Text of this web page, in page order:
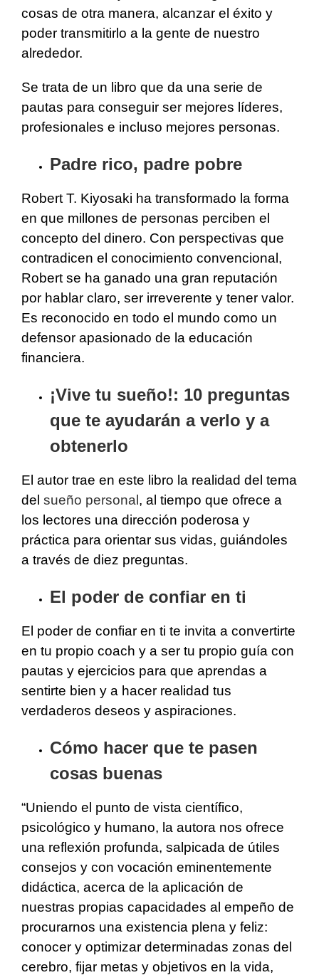
cosas de otra manera, alcanzar el éxito y
poder transmitirlo a la gente de nuestro
alrededor.
Se trata de un libro que da una serie de
pautas para conseguir ser mejores líderes,
profesionales e incluso mejores personas.
Padre rico, padre pobre
Robert T. Kiyosaki ha transformado la forma
en que millones de personas perciben el
concepto del dinero. Con perspectivas que
contradicen el conocimiento convencional,
Robert se ha ganado una gran reputación
por hablar claro, ser irreverente y tener valor.
Es reconocido en todo el mundo como un
defensor apasionado de la educación
financiera.
¡Vive tu sueño!: 10 preguntas
que te ayudarán a verlo y a
obtenerlo
El autor trae en este libro la realidad del tema
del sueño personal, al tiempo que ofrece a
los lectores una dirección poderosa y
práctica para orientar sus vidas, guiándoles
a través de diez preguntas.
El poder de confiar en ti
El poder de confiar en ti te invita a convertirte
en tu propio coach y a ser tu propio guía con
pautas y ejercicios para que aprendas a
sentirte bien y a hacer realidad tus
verdaderos deseos y aspiraciones.
Cómo hacer que te pasen
cosas buenas
“Uniendo el punto de vista científico,
psicológico y humano, la autora nos ofrece
una reflexión profunda, salpicada de útiles
consejos y con vocación eminentemente
didáctica, acerca de la aplicación de
nuestras propias capacidades al empeño de
procurarnos una existencia plena y feliz:
conocer y optimizar determinadas zonas del
cerebro, fijar metas y objetivos en la vida,